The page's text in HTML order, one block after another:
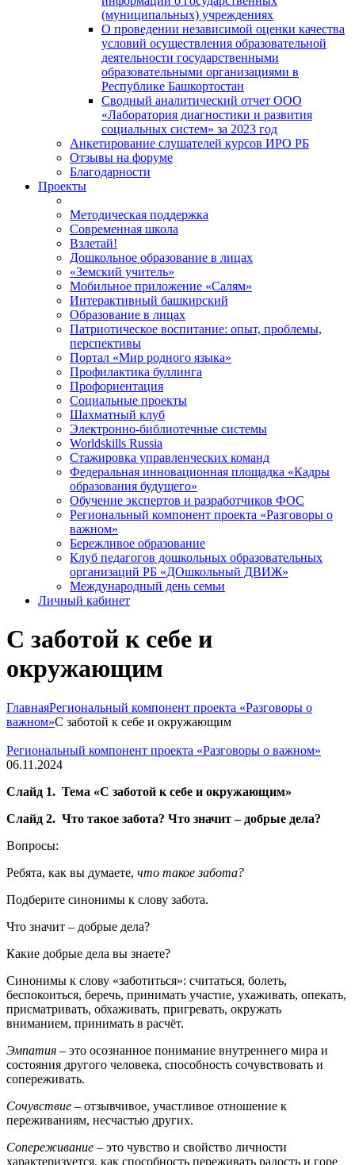
(муниципальных) учреждениях
О проведении независимой оценки качества
условий осуществления образовательной
деятельности государственными
образовательными организациями в
Республике Башкортостан
Сводный аналитический отчет ООО
«Лаборатория диагностики и развития
социальных систем» за 2023 год
Анкетирование слушателей курсов ИРО РБ
Отзывы на форуме
Благодарности
Проекты
Методическая поддержка
Современная школа
Взлетай!
Дошкольное образование в лицах
«Земский учитель»
Мобильное приложение «Салям»
Интерактивный башкирский
Образование в лицах
Патриотическое воспитание: опыт, проблемы,
перспективы
Портал «Мир родного языка»
Профилактика буллинга
Профориентация
Социальные проекты
Шахматный клуб
Электронно-библиотечные системы
Worldskills Russia
Стажировка управленческих команд
Федеральная инновационная площадка «Кадры
образования будущего»
Обучение экспертов и разработчиков ФОС
Региональный компонент проекта «Разговоры о
важном»
Бережливое образование
Клуб педагогов дошкольных образовательных
организаций РБ «ДОшкольный ДВИЖ»
Международный день семьи
Личный кабинет
С заботой к себе и
окружающим
ГлавнаяРегиональный компонент проекта «Разговоры о
важном»С заботой к себе и окружающим
Региональный компонент проекта «Разговоры о важном»
06.11.2024
Слайд 1. Тема «С заботой к себе и окружающим»
Слайд 2. Что такое забота? Что значит – добрые дела?
Вопросы:
Ребята, как вы думаете, что такое забота?
Подберите синонимы к слову забота.
Что значит – добрые дела?
Какие добрые дела вы знаете?
Синонимы к слову «заботиться»: считаться, болеть,
беспокоиться, беречь, принимать участие, ухаживать, опекать,
присматривать, обхаживать, пригревать, окружать
вниманием, принимать в расчёт.
Эмпатия – это осознанное понимание внутреннего мира и
состояния другого человека, способность сочувствовать и
сопереживать.
Сочувствие – отзывчивое, участливое отношение к
переживаниям, несчастью других.
Сопереживание – это чувство и свойство личности
характеризуется, как способность переживать радость и горе